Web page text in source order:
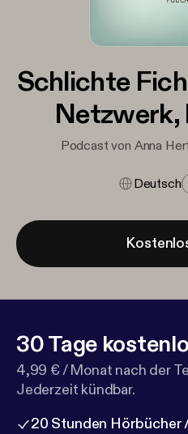
Schlichte
Podcast von Anna
Deutsch
30 Tage
4,99 € / Monat nach der
Jederzeit kündbar.
20 Stunden Hörbücher